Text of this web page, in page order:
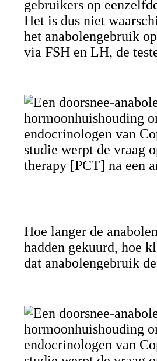
gebruikers op
Het is dus niet
het anabolengebruik
via FSH en LH, de
Hoe langer de
hadden gekuurd, hoe
dat anabolengebruik